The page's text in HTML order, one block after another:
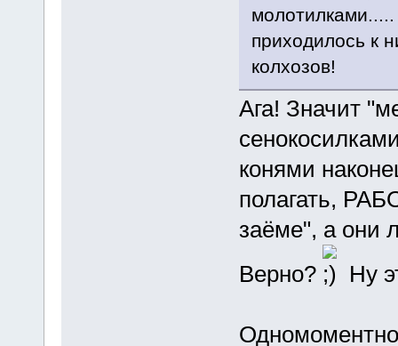
приходилось к
колхозов!
Ага! Значит
конями
полагать,
заёме", а они
Верно?
Ну